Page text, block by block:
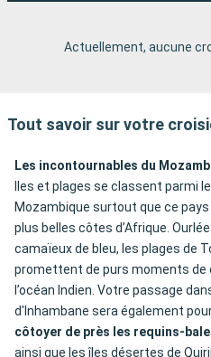
Actuellement, aucune
Tout savoir sur votre
Les incontournables du
Iles et plages se classent parmi
Mozambique surtout que ce
plus belles côtes d’Afrique.
camaïeux de bleu, les plages de
promettent de purs moments de
l’océan Indien. Votre passage
d'Inhambane sera également
côtoyer de près les requins-
ainsi que les îles désertes de